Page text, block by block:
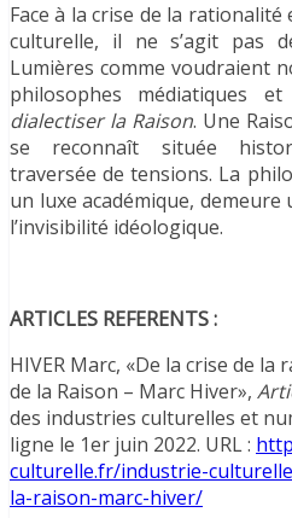
Face à la crise de la rationalité
culturelle, il ne s’agit pas
Lumières comme voudraient
philosophes médiatiques
dialectiser la Raison. Une
se reconnaît située
traversée de tensions. La
un luxe académique,
l’invisibilité idéologique.
ARTICLES REFERENTS :
HIVER Marc, «De la crise de
de la Raison – Marc Hiver»,
des industries culturelles et
ligne le 1er juin 2022. URL :
culturelle.fr/industrie-
la-raison-marc-hiver/